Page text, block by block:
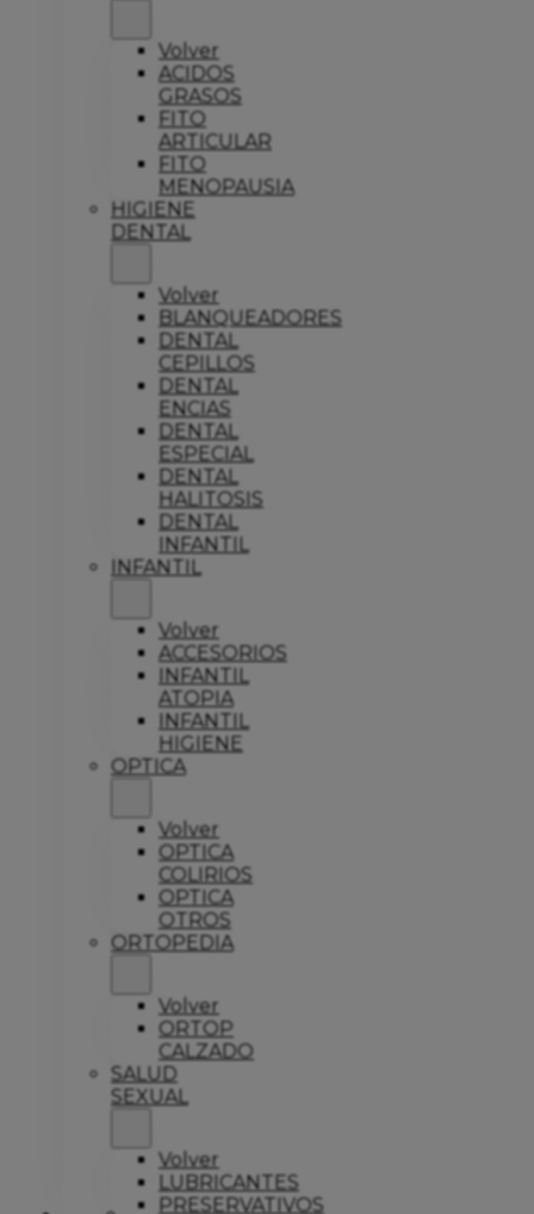
Volver
ACIDOS
GRASOS
FITO
ARTICULAR
FITO
MENOPAUSIA
HIGIENE
DENTAL
Volver
BLANQUEADORES
DENTAL
CEPILLOS
DENTAL
ENCIAS
DENTAL
ESPECIAL
DENTAL
HALITOSIS
DENTAL
INFANTIL
INFANTIL
Volver
ACCESORIOS
INFANTIL
ATOPIA
INFANTIL
HIGIENE
OPTICA
Volver
OPTICA
COLIRIOS
OPTICA
OTROS
ORTOPEDIA
Volver
ORTOP
CALZADO
SALUD
SEXUAL
Volver
LUBRICANTES
PRESERVATIVOS